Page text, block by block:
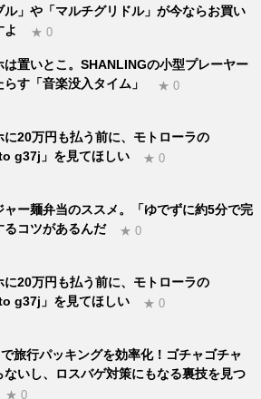
ル」や「マルチグリドル」が今ならお買い
よ
★ 0
は置いとこ。SHANLINGの小型プレーヤー
らす「音楽没入タイム」
★ 0
に20万円も払う前に、モトローラの
g37j」を見てほしい
★ 0
ャー麺弁当のススメ。「ゆでずに約5分で完
るコツがあるんだ
★ 0
に20万円も払う前に、モトローラの
g37j」を見てほしい
★ 0
旅行パッキングを効率化！ゴチャゴチャ
ないし、ロスバゲ対策にもなる裏技を見つ
★ 0